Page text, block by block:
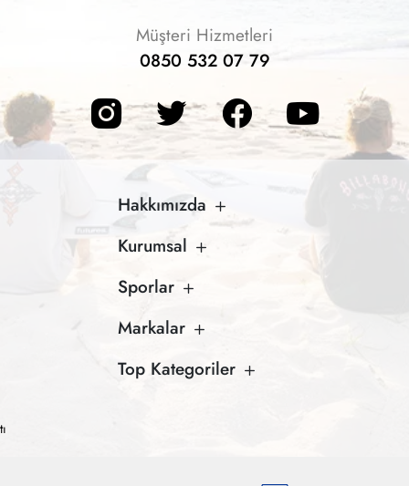
Müşteri Hizmetleri
0850 532 07 79
Hakkımızda
Kurumsal
Sporlar
Markalar
Top Kategoriler